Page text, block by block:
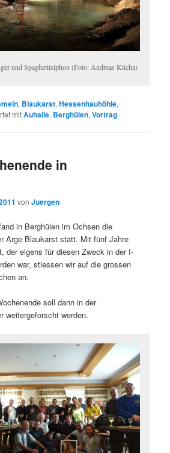
und Spaghettisiphon (Foto: Andreas Kücha)
, Blaukarst,Hessenhauhöhle,
mitAuhalle, Berghülen,Vortrag
in
vonJuergen
in Berghülen im Ochsen die
Arge Blaukarst statt. Mit fünf Jahre
der eigens für diesen Zweck in der I-
war, stiessen wir auf die grossen
an.
soll dann in der
weitergeforscht werden.